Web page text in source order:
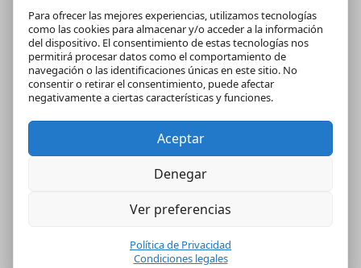
Para ofrecer las mejores experiencias, utilizamos tecnologías
como las cookies para almacenar y/o acceder a la información
del dispositivo. El consentimiento de estas tecnologías nos
permitirá procesar datos como el comportamiento de
navegación o las identificaciones únicas en este sitio. No
consentir o retirar el consentimiento, puede afectar
negativamente a ciertas características y funciones.
Aceptar
Denegar
Ver preferencias
Política de Privacidad
Condiciones legales
www.seg-social.es.gob.es